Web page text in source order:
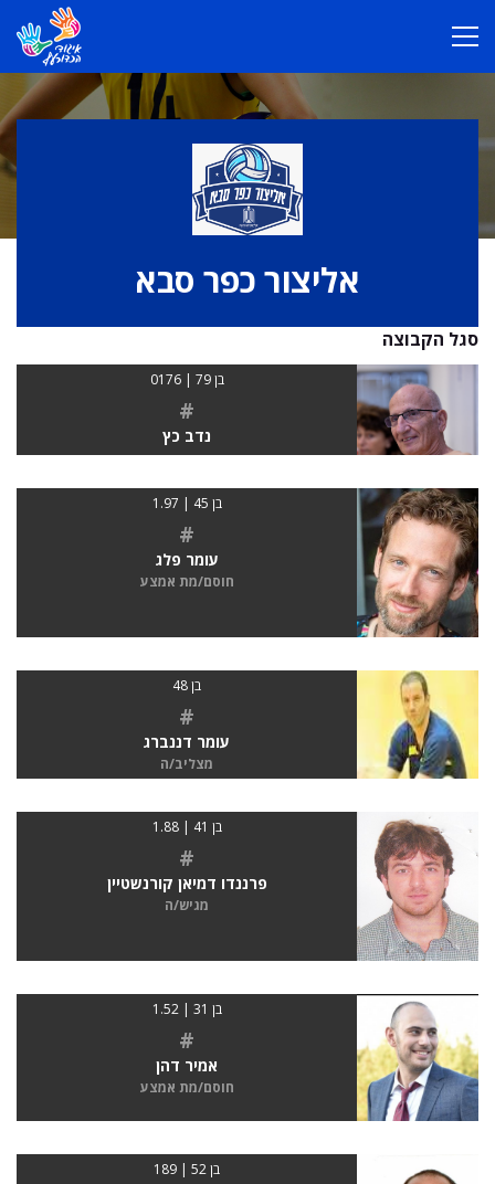
אליצור כפר סבא
סגל הקבוצה
בן 79 | 0176
#
נדב כץ
בן 45 | 1.97
#
עומר פלג
חוסם/מת אמצע
בן 48
#
עומר דננברג
מצליב/ה
בן 41 | 1.88
#
פרננדו דמיאן קורנשטיין
מגיש/ה
בן 31 | 1.52
#
אמיר דהן
חוסם/מת אמצע
בן 52 | 189